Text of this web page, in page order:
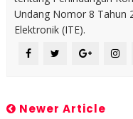
Undang Nomor 8 Tahun
Elektronik (ITE).
Newer Article